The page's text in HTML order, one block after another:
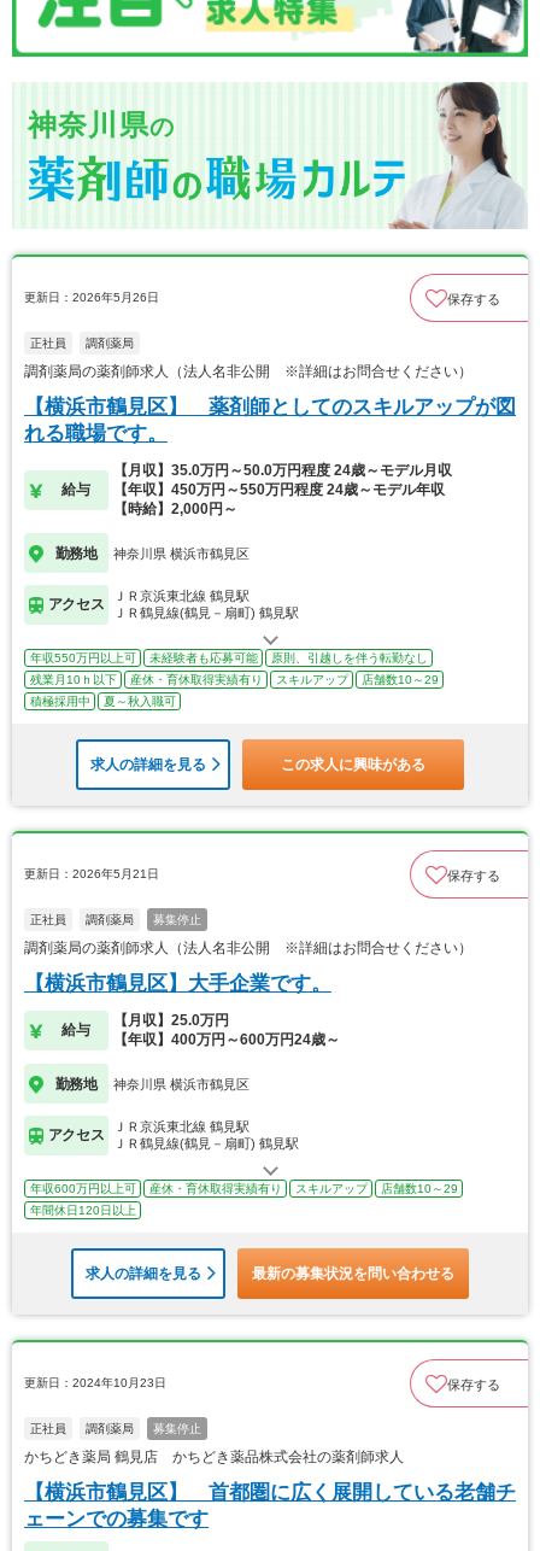
神奈川県の
更新日：2026年5月26日 保存する
正社員 調剤薬局
調剤薬局の薬剤師求人（法人名非公開 ※詳細はお問合せください）
【横浜市鶴見区】 薬剤師としてのスキルアップが図
れる職場です。
給与
【月収】35.0万円～50.0万円程度 24歳～モデル月収
【年収】450万円～550万円程度 24歳～モデル年収
【時給】2,000円～
勤務地 神奈川県 横浜市鶴見区
アクセス
ＪＲ京浜東北線 鶴見駅
ＪＲ鶴見線(鶴見－扇町) 鶴見駅
年収550万円以上可 未経験者も応募可能
原則、引越しを伴う転勤なし
残業月10ｈ以下
産休・育休取得実績有り スキルアップ
店舗数10～29
積極採用中
夏～秋入職可
求人の詳細を見る この求人に興味がある
更新日：2026年5月21日 保存する
正社員 調剤薬局 募集停止
調剤薬局の薬剤師求人（法人名非公開 ※詳細はお問合せください）
【横浜市鶴見区】大手企業です。
給与
【月収】25.0万円
【年収】400万円～600万円24歳～
勤務地 神奈川県 横浜市鶴見区
アクセス
ＪＲ京浜東北線 鶴見駅
ＪＲ鶴見線(鶴見－扇町) 鶴見駅
年収600万円以上可 産休・育休取得実績有り スキルアップ
店舗数10～29
年間休日120日以上
求人の詳細を見る 最新の募集状況を問い合わせる
更新日：2024年10月23日 保存する
正社員 調剤薬局 募集停止
かちどき薬局 鶴見店 かちどき薬品株式会社の薬剤師求人
【横浜市鶴見区】 首都圏に広く展開している老舗チ
ェーンでの募集です